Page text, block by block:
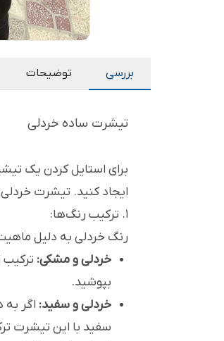
بررسی توضیحات
تیشرت ساده خردلی
برای استایل کردن یک
ایجاد کنید. تیشرت
۱. ترکیب رنگ‌ها:
رنگ خردلی به دلیل
خردلی و مشکی: ترکیب
بپوشید.
خردلی و سفید: اگر
سفید با این تیشرت